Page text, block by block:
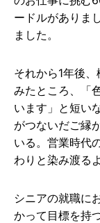
ードルがありま
ました。
それから1年後
みたところ、「
います」と短い
がつないだご縁
いる。営業時代
わりと染み渡る
シニアの就職に
かって目標を持